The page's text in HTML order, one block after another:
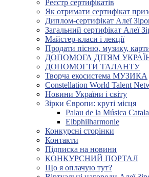
Реєстр сертифікатів
Як отримати сертифікат
Диплом-сертифікат Алеї
Загальний сертифікат Алеї
Майстер-класи і лекції
Продати пісню, музику,
ДОПОМОГА ДІТЯМ
ДОПОМОГТИ ТАЛАНТУ
Творча екосистема МУЗИКА
Constellation World Talent
Новини України і світу
Зірки Європи: круті місця
Palau de la Música
Elbphilharmonie
Конкурсні сторінки
Контакти
Підписка на новини
КОНКУРСНИЙ ПОРТАЛ
Що я оплачую тут?